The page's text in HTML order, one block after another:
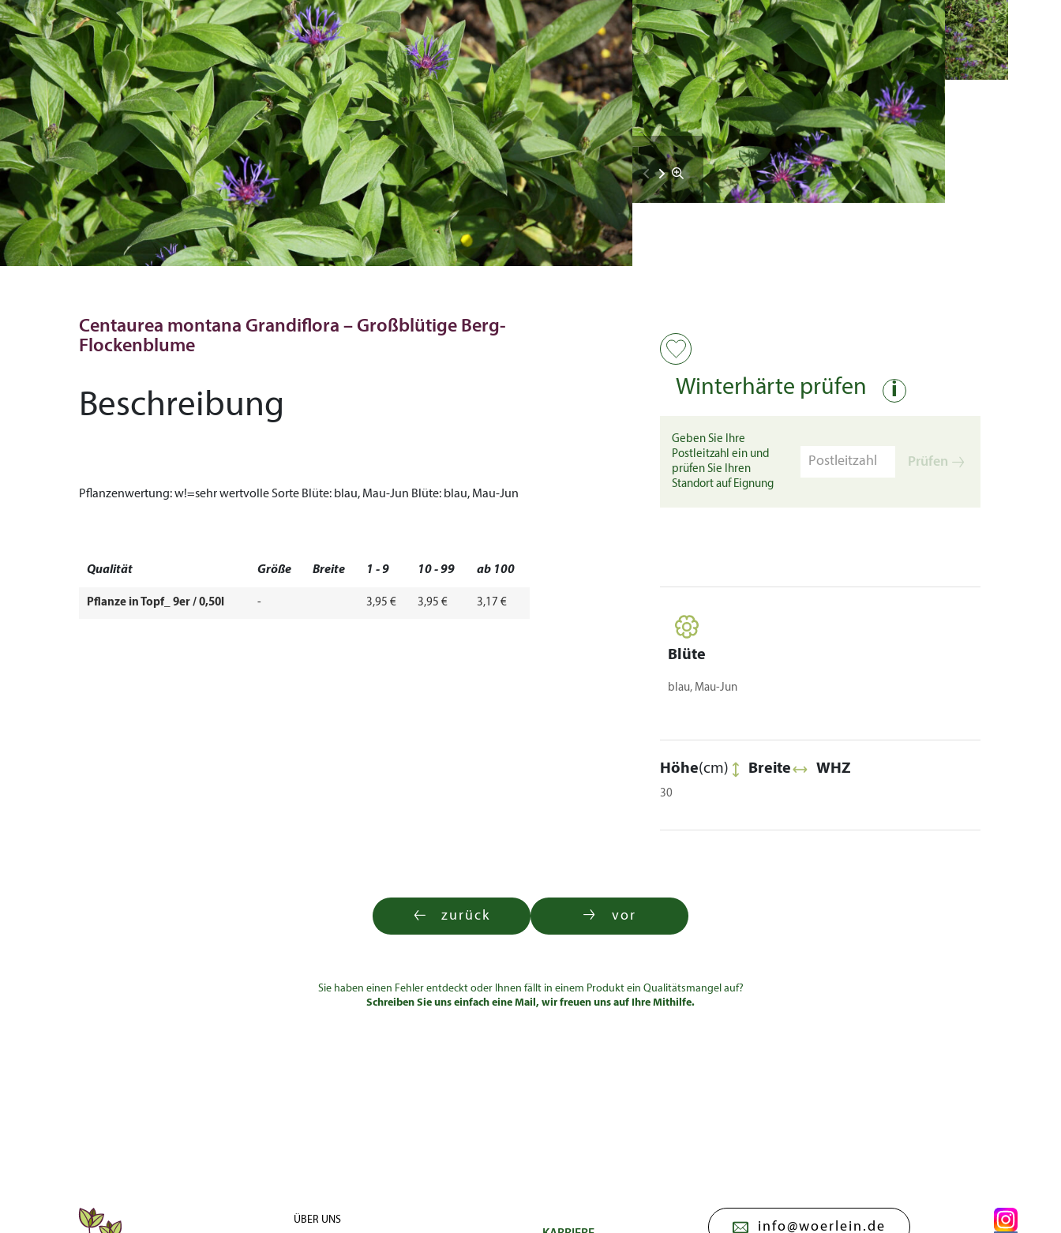
Centaurea montana Grandiflora – Großblütige Berg-
Flockenblume
Beschreibung
Pflanzenwertung:w!=sehr wertvolle Sorte Blüte: blau, Mau-Jun Blüte: blau, Mau-Jun
Qualität Größe Breite 1 - 9 10 - 99 ab 100
Pflanze in Topf_ 9er / 0,50l - 3,95 € 3,95 € 3,17 €
Winterhärte prüfen i
Geben Sie Ihre
Postleitzahl ein und
prüfen Sie Ihren
Standort auf Eignung
Prüfen
Blüte
blau, Mau-Jun
Höhe(cm)
30
Breite WHZ
zurück vor
Sie haben einen Fehler entdeckt oder Ihnen fällt in einem Produkt ein Qualitätsmangel auf?
Schreiben Sie uns einfach eine Mail, wir freuen uns auf Ihre Mithilfe.
ÜBER UNS info@woerlein.de